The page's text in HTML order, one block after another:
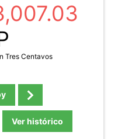
Tres Centavos
Ver histórico